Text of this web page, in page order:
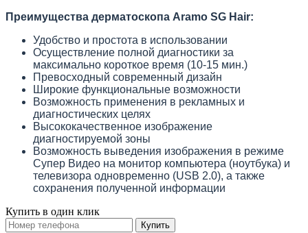
Преимущества дерматоскопа Aramo SG Hair:
Удобство и простота в использовании
Осуществление полной диагностики за
максимально короткое время (10-15 мин.)
Превосходный современный дизайн
Широкие функциональные возможности
Возможность применения в рекламных и
диагностических целях
Высококачественное изображение
диагностируемой зоны
Возможность выведения изображения в режиме
Супер Видео на монитор компьютера (ноутбука) и
телевизора одновременно (USB 2.0), а также
сохранения полученной информации
Купить в один клик
Купить